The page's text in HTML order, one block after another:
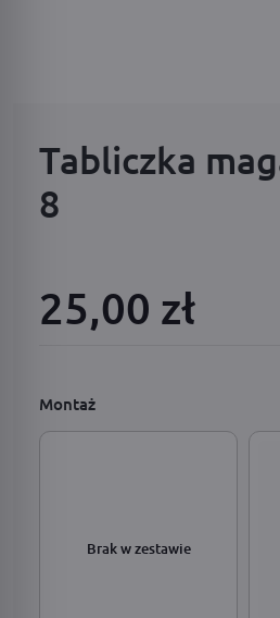
Tabliczka
8
25,00 zł
Montaż
Brak w zestawie